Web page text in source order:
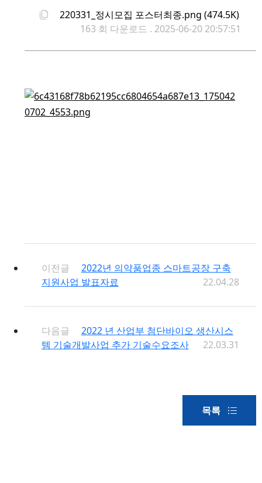
220331_정시모집 포스터최종.png (474.5K)
163 회 다운로드 . 2025-06-20 20:57:51
이전글
2022년 의약품업종 스마트공장 구축
지원사업 발표자료
22.04.28
다음글
2022 년 산업부 첨단바이오 생산시스
템 기술개발사업 추가 기술수요조사
22.03.31
목록